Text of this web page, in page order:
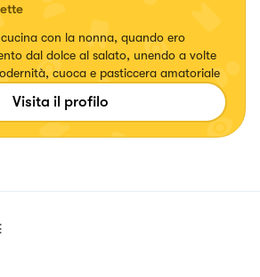
con la nonna, quando ero
dal dolce al salato, unendo a volte
cuoca e pasticcera amatoriale
Visita il profilo